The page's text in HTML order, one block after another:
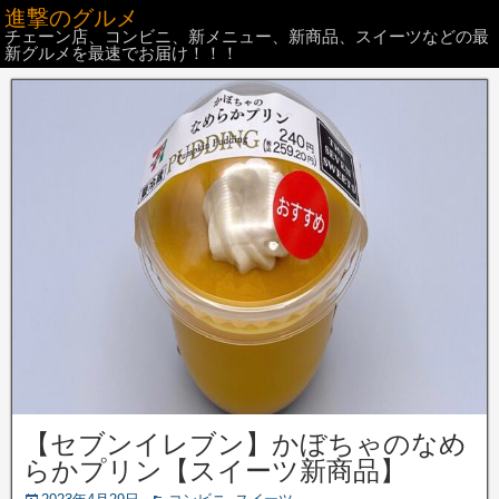
進撃のグルメ
チェーン店、コンビニ、新メニュー、新商品、スイーツなどの最
新グルメを最速でお届け！！！
【セブンイレブン】かぼちゃのなめ
らかプリン【スイーツ新商品】